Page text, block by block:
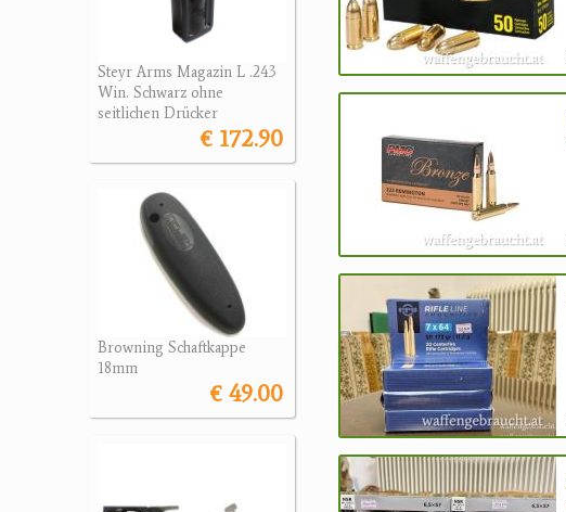
Steyr Arms Magazin L .243
Win. Schwarz ohne
seitlichen Drücker
€ 172.90
Browning Schaftkappe
18mm
€ 49.00